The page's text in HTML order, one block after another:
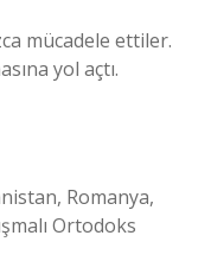
mücadele ettiler.
yol açtı.
Romanya,
Ortodoks